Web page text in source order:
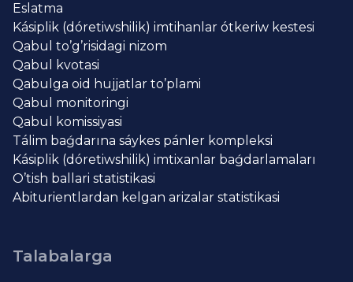
Eslatma
Kásiplik (dóretiwshilik) imtihanlar ótkeriw kestesi
Qabul to’g’risidagi nizom
Qabul kvotasi
Qabulga oid hujjatlar to’plami
Qabul monitoringi
Qabul komissiyasi
Tálim baǵdarına sáykes pánler kompleksi
Kásiplik (dóretiwshilik) imtixanlar baǵdarlamaları
O’tish ballari statistikasi
Abiturientlardan kelgan arizalar statistikasi
Talabalarga